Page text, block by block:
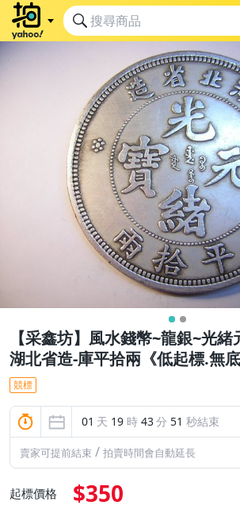
【采鑫坊】風水錢幣~龍銀~光
湖北省造-庫平拾兩《低起標.無
競標
01 天 19 時 43分 51 秒結束
賣家可提前結束 / 拍賣時間會自動延長
起標價格 $350